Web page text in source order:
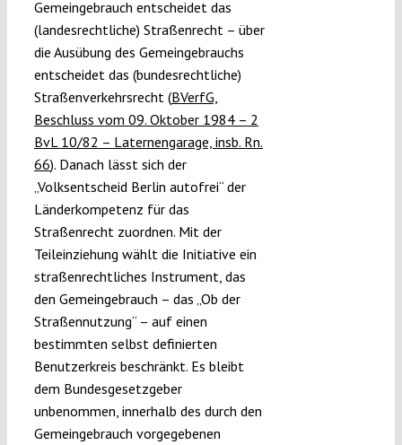
Gemeingebrauch entscheidet das
(landesrechtliche) Straßenrecht – über
die Ausübung des Gemeingebrauchs
entscheidet das (bundesrechtliche)
Straßenverkehrsrecht (BVerfG,
Beschluss vom 09. Oktober 1984 – 2
BvL 10/82 – Laternengarage, insb. Rn.
66). Danach lässt sich der
„Volksentscheid Berlin autofrei“ der
Länderkompetenz für das
Straßenrecht zuordnen. Mit der
Teileinziehung wählt die Initiative ein
straßenrechtliches Instrument, das
den Gemeingebrauch – das „Ob der
Straßennutzung“ – auf einen
bestimmten selbst definierten
Benutzerkreis beschränkt. Es bleibt
dem Bundesgesetzgeber
unbenommen, innerhalb des durch den
Gemeingebrauch vorgegebenen